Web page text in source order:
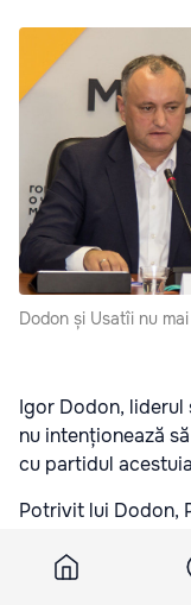
Dodon și Usatîi nu
Igor Dodon,
nu intenționează
cu partidul
Potrivit lui Dodon,
”Va trebui să